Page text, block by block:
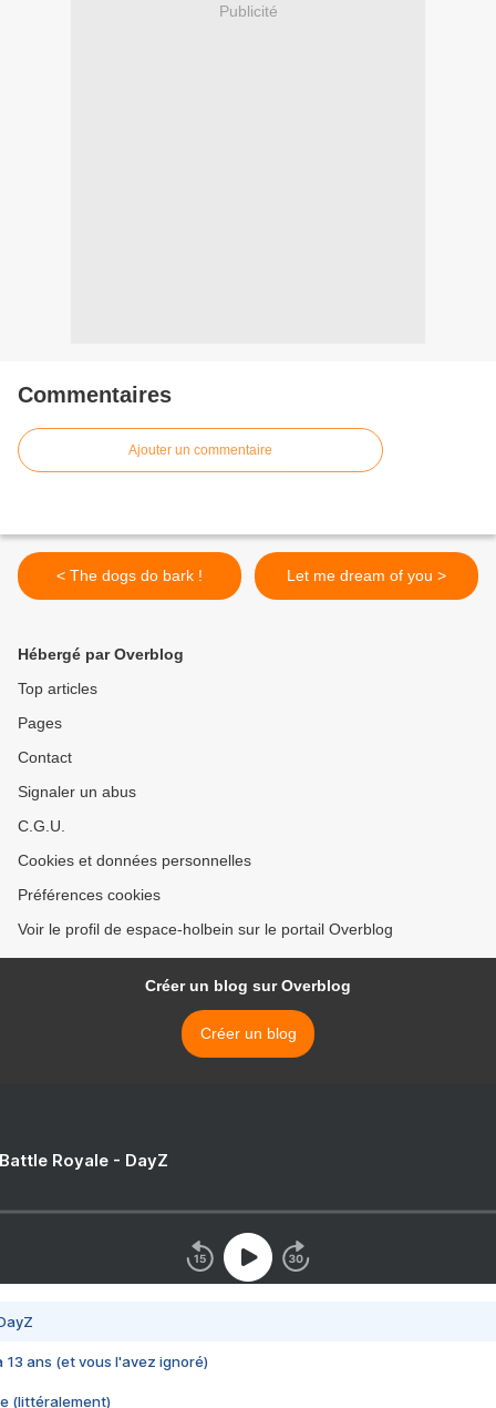
Publicité
Commentaires
Ajouter un commentaire
< The dogs do bark ! Let me dream of you >
Hébergé par Overblog
Top articles
Pages
Contact
Signaler un abus
C.G.U.
Cookies et données personnelles
Préférences cookies
Voir le profil de espace-holbein sur le portail Overblog
Créer un blog sur Overblog
Créer un blog
Royale - DayZ
13 ans (et vous l'avez ignoré)
(littéralement)